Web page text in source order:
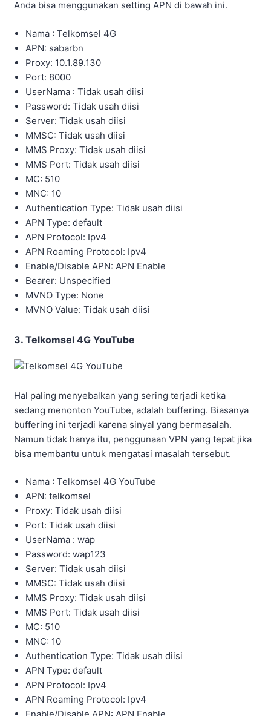
Anda bisa menggunakan setting APN di bawah ini.
Nama : Telkomsel 4G
APN: sabarbn
Proxy: 10.1.89.130
Port: 8000
UserNama : Tidak usah diisi
Password: Tidak usah diisi
Server: Tidak usah diisi
MMSC: Tidak usah diisi
MMS Proxy: Tidak usah diisi
MMS Port: Tidak usah diisi
MC: 510
MNC: 10
Authentication Type: Tidak usah diisi
APN Type: default
APN Protocol: Ipv4
APN Roaming Protocol: Ipv4
Enable/Disable APN: APN Enable
Bearer: Unspecified
MVNO Type: None
MVNO Value: Tidak usah diisi
3. Telkomsel 4G YouTube
Hal paling menyebalkan yang sering terjadi ketika
sedang menonton YouTube, adalah buffering. Biasanya
buffering ini terjadi karena sinyal yang bermasalah.
Namun tidak hanya itu, penggunaan VPN yang tepat jika
bisa membantu untuk mengatasi masalah tersebut.
Nama : Telkomsel 4G YouTube
APN: telkomsel
Proxy: Tidak usah diisi
Port: Tidak usah diisi
UserNama : wap
Password: wap123
Server: Tidak usah diisi
MMSC: Tidak usah diisi
MMS Proxy: Tidak usah diisi
MMS Port: Tidak usah diisi
MC: 510
MNC: 10
Authentication Type: Tidak usah diisi
APN Type: default
APN Protocol: Ipv4
APN Roaming Protocol: Ipv4